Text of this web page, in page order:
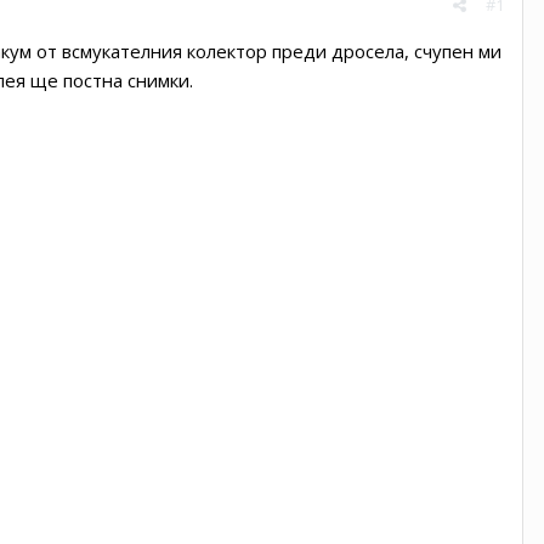
#1
от всмукателния колектор преди дросела, счупен ми
ще постна снимки.